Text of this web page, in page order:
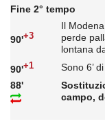
Fine 2° tempo
90'+3
Il
perde
lontana
90'+1
Sono 6’
88'
campo,